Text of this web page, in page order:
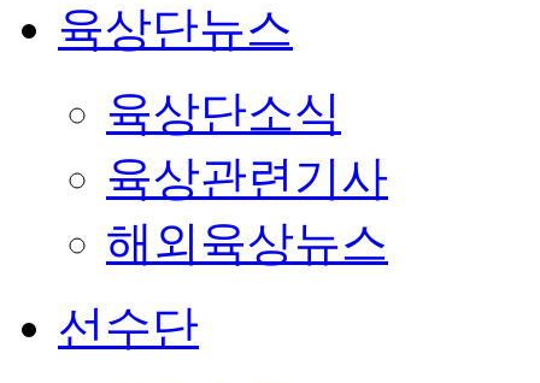
육상단뉴스
육상단소식
육상관련기사
해외육상뉴스
선수단